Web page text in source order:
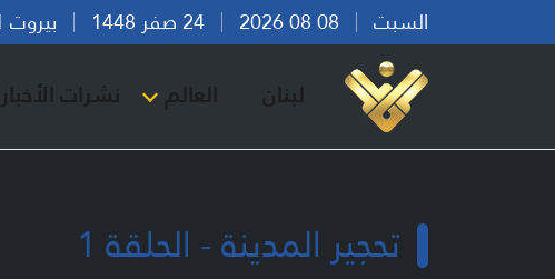
السبت بيروت 20:31
لبنان العالم نشرات الأخبار
تحجير المدينة - الحلقة 1